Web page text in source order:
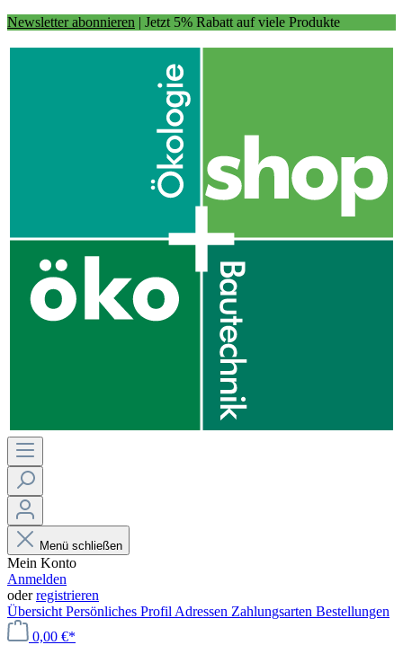
Newsletter abonnieren | Jetzt 5% Rabatt auf viele Produkte
Menü schließen
Mein Konto
Anmelden
oderregistrieren
Übersicht Persönliches Profil Adressen Zahlungsarten Bestellungen
0,00 €*